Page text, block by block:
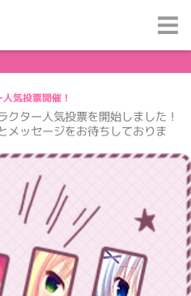
気投票開催！
クター人気投票を開始しました！
メッセージをお待ちしておりま